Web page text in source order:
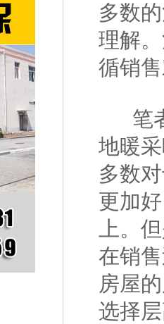
多数
理解
循销
笔者
地暖
多数
更加
上。
在销
房屋
选择